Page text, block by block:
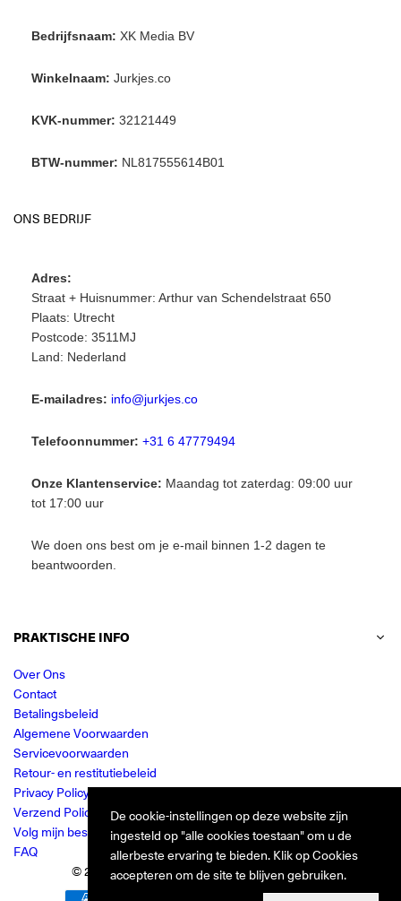
Bedrijfsnaam: XK Media BV
Winkelnaam: Jurkjes.co
KVK-nummer: 32121449
BTW-nummer: NL817555614B01
ONS BEDRIJF
Adres:
Straat + Huisnummer: Arthur van Schendelstraat 650
Plaats: Utrecht
Postcode: 3511MJ
Land: Nederland
E-mailadres: info@jurkjes.co
Telefoonnummer: +31 6 47779494
Onze Klantenservice: Maandag tot zaterdag: 09:00 uur
tot 17:00 uur
We doen ons best om je e-mail binnen 1-2 dagen te
beantwoorden.
PRAKTISCHE INFO
Over Ons
Contact
Betalingsbeleid
Algemene Voorwaarden
Servicevoorwaarden
Retour- en restitutiebeleid
Privacy Policy
Verzend Policy
Volg mijn bestelling
FAQ
© 2024 Jurkjes.co. Alle rechten voorbehouden.
De cookie-instellingen op deze website zijn
ingesteld op "alle cookies toestaan" om u de
allerbeste ervaring te bieden. Klik op Cookies
accepteren om de site te blijven gebruiken.